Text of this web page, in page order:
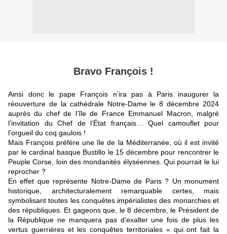
Bravo François !
Ainsi donc le pape François n’ira pas à Paris inaugurer la
réouverture de la cathédrale Notre-Dame le 8 décembre 2024
auprès du chef de l’île de France Emmanuel Macron, malgré
l’invitation du Chef de l’État français… Quel camouflet pour
l’orgueil du coq gaulois !
Mais François préfère une île de la Méditerranée, où il est invité
par le cardinal basque Bustillo le 15 décembre pour rencontrer le
Peuple Corse, loin des mondanités élyséennes. Qui pourrait le lui
reprocher ?
En effet que représente Notre-Dame de Paris ? Un monument
historique, architecturalement remarquable certes, mais
symbolisant toutes les conquêtes impérialistes des monarchies et
des républiques. Et gageons que, le 8 décembre, le Président de
la République ne manquera pas d’exalter une fois de plus les
vertus guerrières et les conquêtes territoriales « qui ont fait la